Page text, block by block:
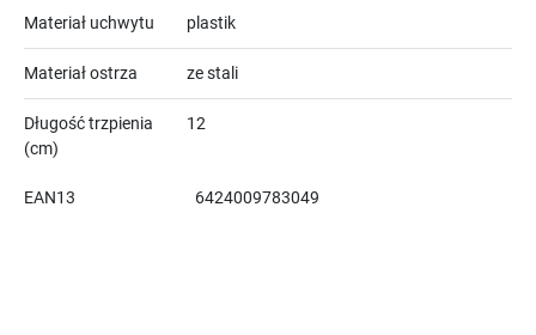
Materiał uchwytu plastik
Materiał ostrza ze stali
Długość trzpienia
(cm)
12
EAN13 6424009783049